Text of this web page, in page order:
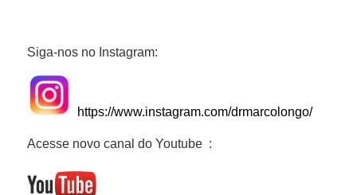
Siga-nos no Instagram:
https://www.instagram.com/drmarcolongo/
Acesse novo canal do Youtube :